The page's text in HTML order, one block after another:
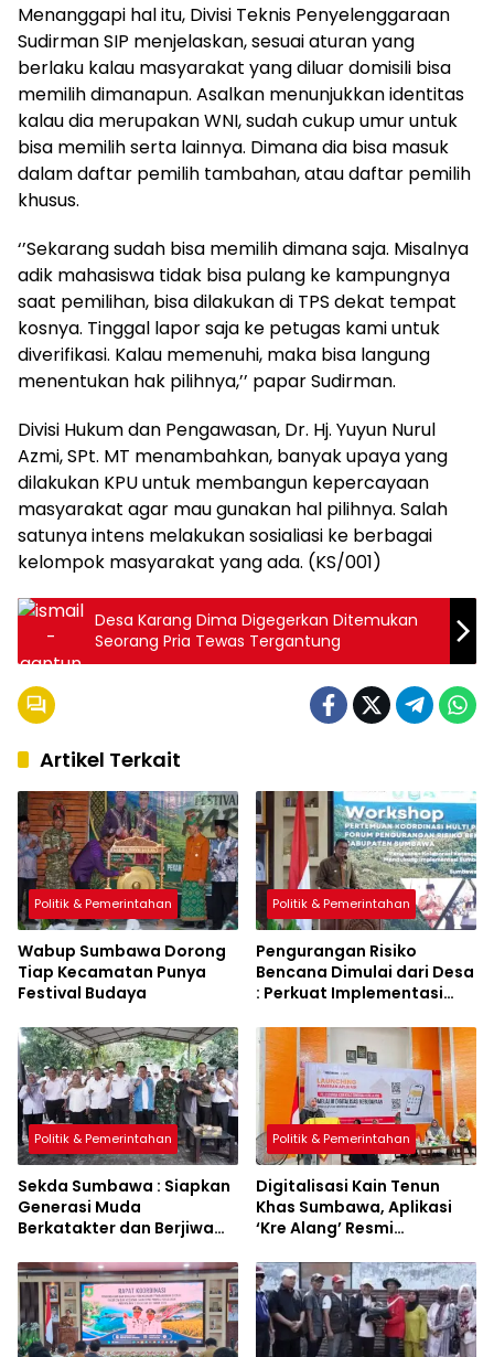
Menanggapi hal itu, Divisi Teknis Penyelenggaraan
Sudirman SIP menjelaskan, sesuai aturan yang
berlaku kalau masyarakat yang diluar domisili bisa
memilih dimanapun. Asalkan menunjukkan identitas
kalau dia merupakan WNI, sudah cukup umur untuk
bisa memilih serta lainnya. Dimana dia bisa masuk
dalam daftar pemilih tambahan, atau daftar pemilih
khusus.
‘’Sekarang sudah bisa memilih dimana saja. Misalnya
adik mahasiswa tidak bisa pulang ke kampungnya
saat pemilihan, bisa dilakukan di TPS dekat tempat
kosnya. Tinggal lapor saja ke petugas kami untuk
diverifikasi. Kalau memenuhi, maka bisa langung
menentukan hak pilihnya,’’ papar Sudirman.
Divisi Hukum dan Pengawasan, Dr. Hj. Yuyun Nurul
Azmi, SPt. MT menambahkan, banyak upaya yang
dilakukan KPU untuk membangun kepercayaan
masyarakat agar mau gunakan hal pilihnya. Salah
satunya intens melakukan sosialiasi ke berbagai
kelompok masyarakat yang ada. (KS/001)
Desa Karang Dima Digegerkan Ditemukan
Seorang Pria Tewas Tergantung
Artikel Terkait
Politik & Pemerintahan
Wabup Sumbawa Dorong
Tiap Kecamatan Punya
Festival Budaya
Politik & Pemerintahan
Pengurangan Risiko
Bencana Dimulai dari Desa
: Perkuat Implementasi
Politik & Pemerintahan
Sekda Sumbawa : Siapkan
Generasi Muda
Berkatakter dan Berjiwa
Politik & Pemerintahan
Digitalisasi Kain Tenun
Khas Sumbawa, Aplikasi
‘Kre Alang’ Resmi